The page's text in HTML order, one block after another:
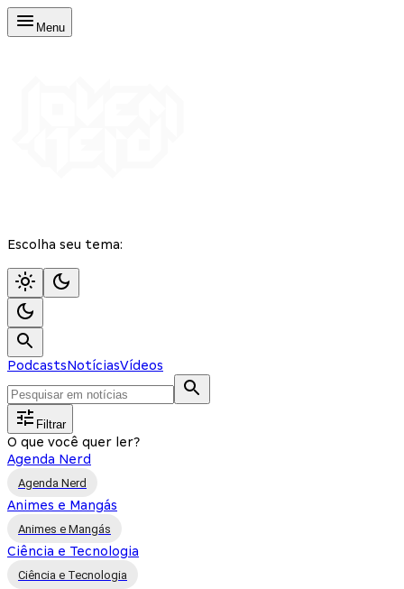
Menu
Escolha seu tema:
PodcastsNotíciasVídeos
Filtrar
O que você quer ler?
Agenda Nerd
Agenda Nerd
Animes e Mangás
Animes e Mangás
Ciência e Tecnologia
Ciência e Tecnologia